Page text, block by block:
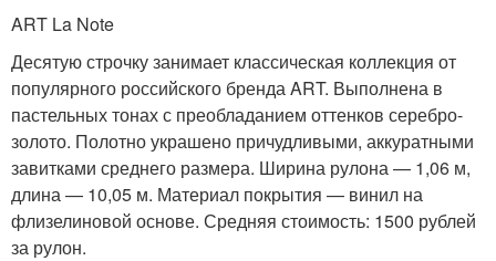
ART La Note
Десятую строчку занимает классическая коллекция от
популярного российского бренда ART. Выполнена в
пастельных тонах с преобладанием оттенков серебро-
золото. Полотно украшено причудливыми, аккуратными
завитками среднего размера. Ширина рулона — 1,06 м,
длина — 10,05 м. Материал покрытия — винил на
флизелиновой основе. Средняя стоимость: 1500 рублей
за рулон.